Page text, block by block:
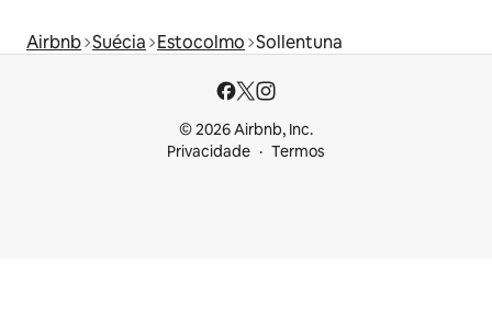
Airbnb Suécia Estocolmo Sollentuna
© 2026 Airbnb, Inc.
Privacidade
Termos